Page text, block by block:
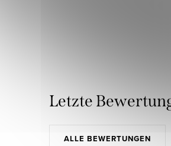
Letzte
ALLE BEWERTUNGEN